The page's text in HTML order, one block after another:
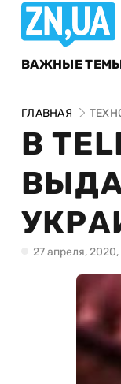
ВАЖНЫЕ
ГЛАВНАЯ
В
27 апреля, 2020,